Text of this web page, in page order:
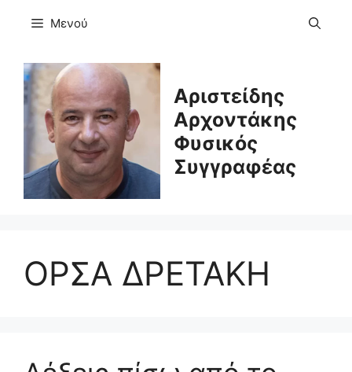
Μενού
Αριστείδης
Αρχοντάκης
Φυσικός
Συγγραφέας
ΟΡΣΑ ΔΡΕΤΑΚΗ